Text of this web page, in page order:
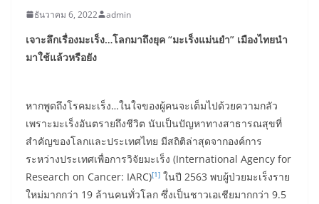
ธันวาคม 6, 2022 admin
เจาะลึกเรื่องมะเร็ง…โลกมาถึงยุค “มะเร็งแม่นยำ” เมืองไทยนำ
มาใช้แล้วหรือยัง
หากพูดถึงโรคมะเร็ง…ในใจของผู้คนจะเต็มไปด้วยความกลัว
เพราะมะเร็งอันตรายถึงชีวิต นับเป็นปัญหาทางสาธารณสุขที่
สำคัญของโลกและประเทศไทย มีสถิติล่าสุดจากองค์การ
ระหว่างประเทศเพื่อการวิจัยมะเร็ง (International Agency for
Research on Cancer: IARC)[1] ในปี 2563 พบผู้ป่วยมะเร็งราย
ใหม่มากกว่า 19 ล้านคนทั่วโลก ซึ่งเป็นชาวเอเชียมากกว่า 9.5